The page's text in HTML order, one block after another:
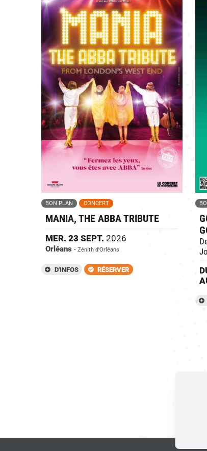
BON PLAN CONCERT
MANIA, THE ABBA TRIBUTE
MER. 23 SEPT. 2026
Orléans • Zénith d'Orléans
D'INFOS RÉSERVER